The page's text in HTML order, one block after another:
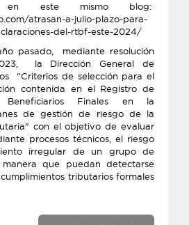
en este mismo blog:
atrasan-a-julio-plazo-para-
del-rtbf-este-2024/
pasado, mediante resolución
2023, la Dirección General de
“Criterios de selección para el
contenida en el Registro de
Beneficiarios Finales en la
de gestión de riesgo de la
con el objetivo de evaluar
procesos técnicos, el riesgo
irregular de un grupo de
que puedan detectarse
tributarios formales